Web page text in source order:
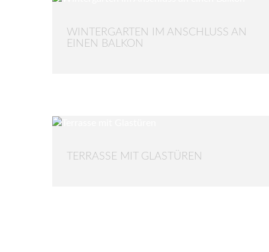
WINTERGARTEN IM ANSCHLUSS AN
EINEN BALKON
TERRASSE MIT GLASTÜREN